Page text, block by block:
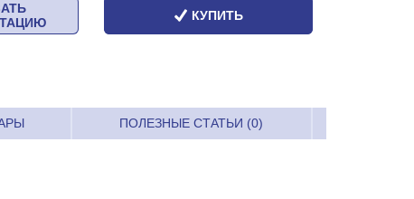
КУПИТЬ
ПОЛЕЗНЫЕ СТАТЬИ (0)